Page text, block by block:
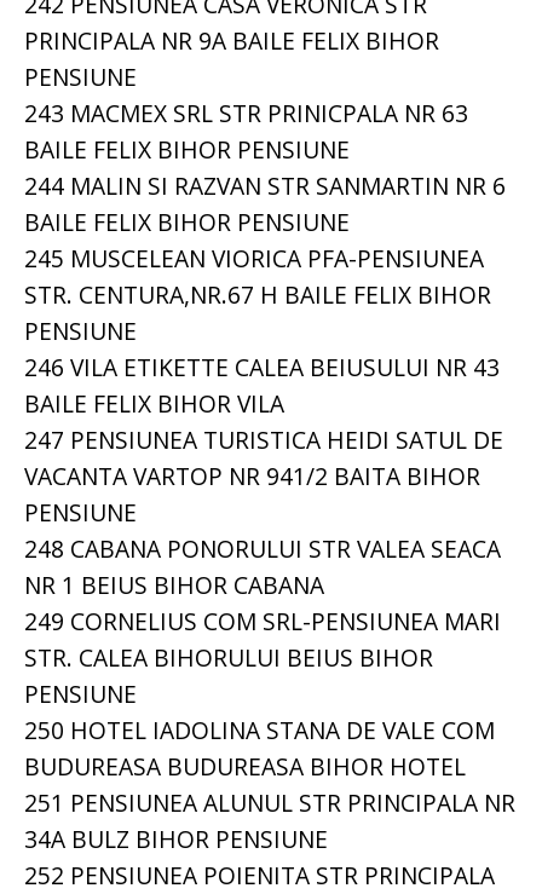
PRINCIPALA NR 9A BAILE FELIX BIHOR
PENSIUNE
243 MACMEX SRL STR PRINICPALA NR 63
BAILE FELIX BIHOR PENSIUNE
244 MALIN SI RAZVAN STR SANMARTIN NR 6
BAILE FELIX BIHOR PENSIUNE
245 MUSCELEAN VIORICA PFA-PENSIUNEA
STR. CENTURA,NR.67 H BAILE FELIX BIHOR
PENSIUNE
246 VILA ETIKETTE CALEA BEIUSULUI NR 43
BAILE FELIX BIHOR VILA
247 PENSIUNEA TURISTICA HEIDI SATUL DE
VACANTA VARTOP NR 941/2 BAITA BIHOR
PENSIUNE
248 CABANA PONORULUI STR VALEA SEACA
NR 1 BEIUS BIHOR CABANA
249 CORNELIUS COM SRL-PENSIUNEA MARI
STR. CALEA BIHORULUI BEIUS BIHOR
PENSIUNE
250 HOTEL IADOLINA STANA DE VALE COM
BUDUREASA BUDUREASA BIHOR HOTEL
251 PENSIUNEA ALUNUL STR PRINCIPALA NR
34A BULZ BIHOR PENSIUNE
252 PENSIUNEA POIENITA STR PRINCIPALA